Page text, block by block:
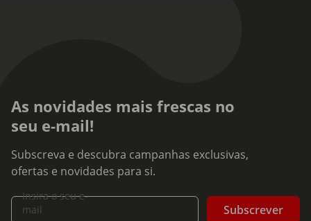
As novidades mais frescas no
seu e-mail!
Subscreva e descubra campanhas exclusivas,
ofertas e novidades para si.
Insira o seu e-
mail
Subscrever